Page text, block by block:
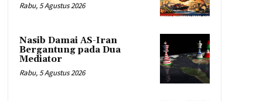
Rabu, 5 Agustus 2026
Nasib Damai AS-Iran
Bergantung pada Dua
Mediator
Rabu, 5 Agustus 2026